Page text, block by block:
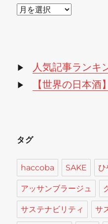
ア
ブ
▶ 人気記事ランキ
▶ 【世界の日本酒
タグ
haccoba SAKE ひ
アッサンブラージュ
サステナビリティ サ